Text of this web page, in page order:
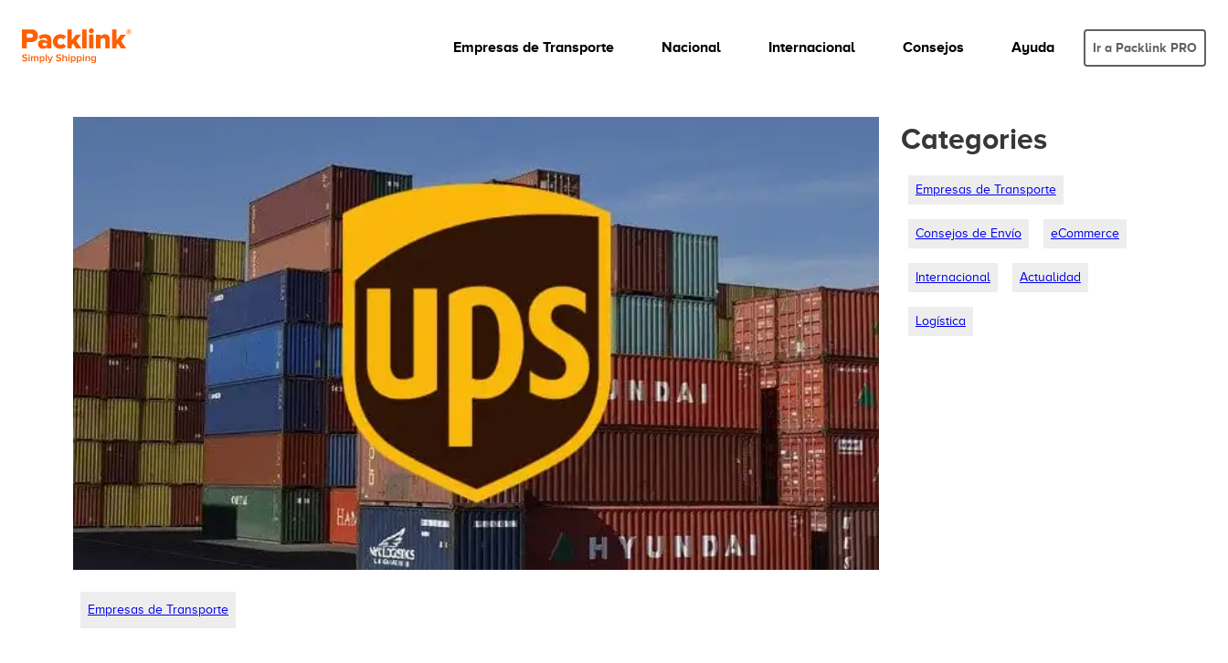
Empresas de Transporte Nacional Internacional Consejos Ayuda Ir a Packlink PRO
Empresas de Transporte
Categories
Empresas de Transporte
Consejos de Envío eCommerce
Internacional Actualidad
Logística